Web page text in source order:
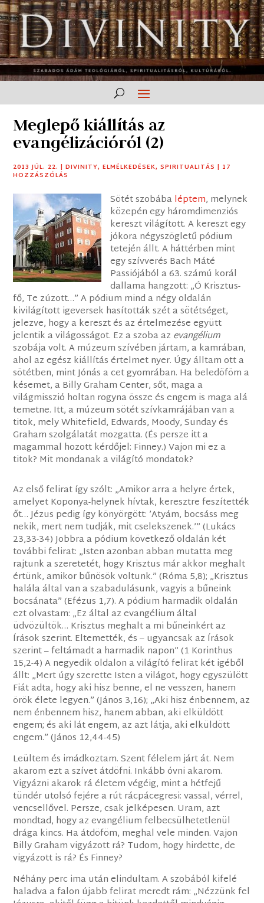
Meglepő kiállítás az
evangélizációról (2)
2013 JÚL. 22. |DIVINITY,ELMÉLKEDÉSEK,SPIRITUALITÁS | 17
HOZZÁSZÓLÁS
Sötét szobábaléptem, melynek
közepén egy háromdimenziós
kereszt világított. A kereszt egy
jókora négyszögletű pódium
tetején állt. A háttérben mint
egy szívverés Bach Máté
Passiójából a 63. számú korál
dallama hangzott: „Ó Krisztus-
fő, Te zúzott…” A pódium mind a négy oldalán
kivilágított igeversek hasították szét a sötétséget,
jelezve, hogy a kereszt és az értelmezése együtt
jelentik a világosságot. Ez a szoba az evangélium
szobája volt. A múzeum szívében jártam, a kamrában,
ahol az egész kiállítás értelmet nyer. Úgy álltam ott a
sötétben, mint Jónás a cet gyomrában. Ha beledöföm a
késemet, a Billy Graham Center, sőt, maga a
világmisszió holtan rogyna össze és engem is maga alá
temetne. Itt, a múzeum sötét szívkamrájában van a
titok, mely Whitefield, Edwards, Moody, Sunday és
Graham szolgálatát mozgatta. (És persze itt a
magammal hozott kérdőjel: Finney.) Vajon mi ez a
titok? Mit mondanak a világító mondatok?
Az első felirat így szólt: „Amikor arra a helyre értek,
amelyet Koponya-helynek hívtak, keresztre feszítették
őt… Jézus pedig így könyörgött: ’Atyám, bocsáss meg
nekik, mert nem tudják, mit cselekszenek.’” (Lukács
23,33-34) Jobbra a pódium következő oldalán két
további felirat: „Isten azonban abban mutatta meg
rajtunk a szeretetét, hogy Krisztus már akkor meghalt
értünk, amikor bűnösök voltunk.” (Róma 5,8); „Krisztus
halála által van a szabadulásunk, vagyis a bűneink
bocsánata” (Efézus 1,7). A pódium harmadik oldalán
ezt olvastam: „Ez által az evangélium által
üdvözültök… Krisztus meghalt a mi bűneinkért az
Írások szerint. Eltemették, és – ugyancsak az Írások
szerint – feltámadt a harmadik napon” (1 Korinthus
15,2-4) A negyedik oldalon a világító felirat két igéből
állt: „Mert úgy szerette Isten a világot, hogy egyszülött
Fiát adta, hogy aki hisz benne, el ne vesszen, hanem
örök élete legyen.” (János 3,16); „Aki hisz énbennem, az
nem énbennem hisz, hanem abban, aki elküldött
engem; és aki lát engem, az azt látja, aki elküldött
engem.” (János 12,44-45)
Leültem és imádkoztam. Szent félelem járt át. Nem
akarom ezt a szívet átdöfni. Inkább óvni akarom.
Vigyázni akarok rá életem végéig, mint a hétfejű
tündér utolsó fejére a rút rácpácegresi: vassal, vérrel,
vencsellővel. Persze, csak jelképesen. Uram, azt
mondtad, hogy az evangélium felbecsülhetetlenül
drága kincs. Ha átdöföm, meghal vele minden. Vajon
Billy Graham vigyázott rá? Tudom, hogy hirdette, de
vigyázott is rá? És Finney?
Néhány perc ima után elindultam. A szobából kifelé
haladva a falon újabb felirat meredt rám: „Nézzünk fel